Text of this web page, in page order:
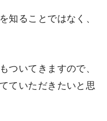
知ることではなく、
ついてきますので、
ていただきたいと思